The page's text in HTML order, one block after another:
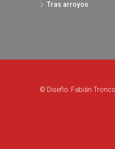
Tras arroyos
© Diseño: Fabián